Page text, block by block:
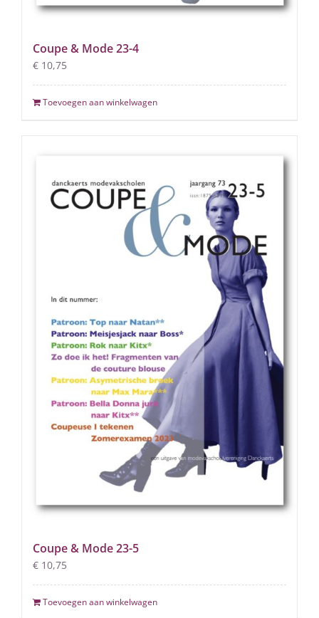
Coupe & Mode 23-4
€ 10,75
Toevoegen aan winkelwagen
Coupe & Mode 23-5
€ 10,75
Toevoegen aan winkelwagen